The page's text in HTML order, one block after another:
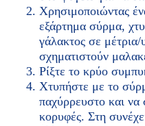
Χρησιμοποιώντας
εξάρτημα σύρμα,
γάλακτος σε
σχηματιστούν
Ρίξτε το κρύο
Χτυπήστε με το
παχύρρευστο και να
κορυφές. Στη